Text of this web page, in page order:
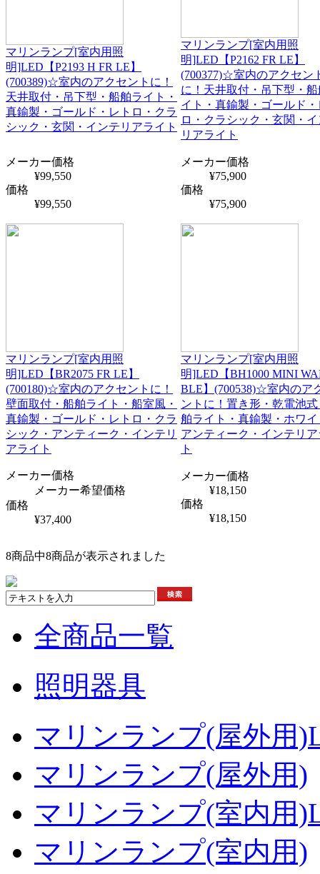
マリンランプ[室内用照
明]LED【P2193 H FR LE】
(700389)☆室内のアクセントに！
天井取付・吊下型・船舶ライト・
真鍮製・ゴールド・レトロ・クラ
シック・玄関・インテリアライト
マリンランプ[室内用照
明]LED【P2162 FR LE】
(700377)☆室内のアクセン
に！天井取付・吊下型・
イト・真鍮製・ゴールド
ロ・クラシック・玄関・
リアライト
メーカー価格
¥99,550
価格
¥99,550
メーカー価格
¥75,900
価格
¥75,900
マリンランプ[室内用照
明]LED【BR2075 FR LE】
(700180)☆室内のアクセントに！
壁面取付・船舶ライト・船室風・
真鍮製・ゴールド・レトロ・クラ
シック・アンティーク・インテリ
アライト
マリンランプ[室内用照
明]LED【BH1000 MINI
BLE】(700538)☆室内のア
ントに！置き形・乾電池
舶ライト・真鍮製・ホワ
アンティーク・インテリ
ト
メーカー価格
メーカー希望価格
価格
¥37,400
メーカー価格
¥18,150
価格
¥18,150
8商品中8商品が表示されました
全商品一覧
照明器具
マリンランプ(屋外用
マリンランプ(屋外用)
マリンランプ(室内用
マリンランプ(室内用)